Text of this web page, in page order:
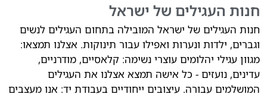
חנות העגילים של ישראל
חנות העגילים של ישראל המובילה בתחום העגילים לנשים
וגברים, ילדות ונערות ואפילו עבור תינוקות. אצלנו תמצאו:
מגוון עגילי יהלומים עוצרי נשימה: קלאסיים, מודרניים,
עדינים, נועזים - כל אישה תמצא אצלנו את העגילים
המושלמים עבורה. עיצובים ייחודיים בעבודת יד: אנו מעצבים